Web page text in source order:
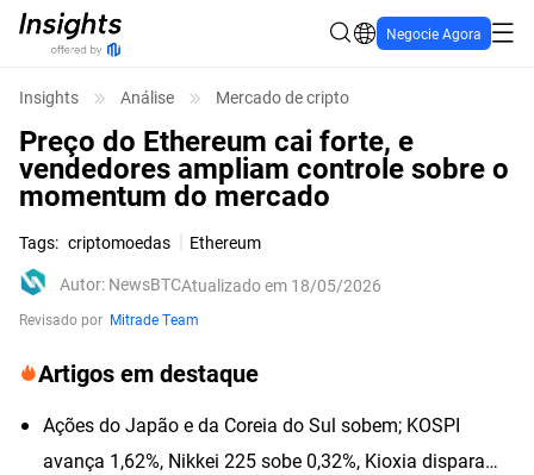
Negocie Agora
Insights Análise Mercado de cripto
Preço do Ethereum cai forte, e
vendedores ampliam controle sobre o
momentum do mercado
Tags: criptomoedas
Ethereum
Autor: NewsBTCAtualizado em 18/05/2026
Revisado por Mitrade Team
Artigos em destaque
Ações do Japão e da Coreia do Sul sobem; KOSPI
avança 1,62%, Nikkei 225 sobe 0,32%, Kioxia dispara